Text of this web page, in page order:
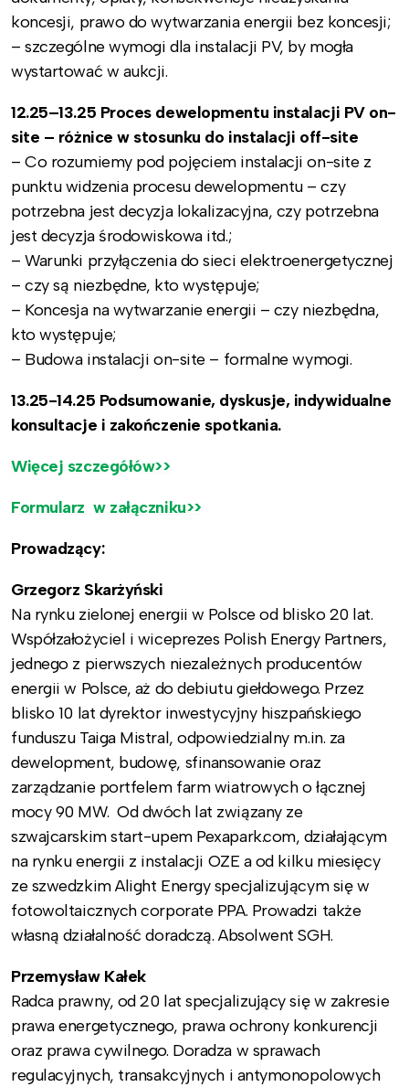
koncesji, prawo do wytwarzania energii bez koncesji;
– szczególne wymogi dla instalacji PV, by mogła
wystartować w aukcji.
12.25–13.25 Proces dewelopmentu instalacji PV on-
site – różnice w stosunku do instalacji off-site
– Co rozumiemy pod pojęciem instalacji on-site z
punktu widzenia procesu dewelopmentu – czy
potrzebna jest decyzja lokalizacyjna, czy potrzebna
jest decyzja środowiskowa itd.;
– Warunki przyłączenia do sieci elektroenergetycznej
– czy są niezbędne, kto występuje;
– Koncesja na wytwarzanie energii – czy niezbędna,
kto występuje;
– Budowa instalacji on-site – formalne wymogi.
13.25-14.25 Podsumowanie, dyskusje, indywidualne
konsultacje i zakończenie spotkania.
Więcej szczegółów>>
Formularz w załączniku>>
Prowadzący:
Grzegorz Skarżyński
Na rynku zielonej energii w Polsce od blisko 20 lat.
Współzałożyciel i wiceprezes Polish Energy Partners,
jednego z pierwszych niezależnych producentów
energii w Polsce, aż do debiutu giełdowego. Przez
blisko 10 lat dyrektor inwestycyjny hiszpańskiego
funduszu Taiga Mistral, odpowiedzialny m.in. za
dewelopment, budowę, sfinansowanie oraz
zarządzanie portfelem farm wiatrowych o łącznej
mocy 90 MW. Od dwóch lat związany ze
szwajcarskim start-upem Pexapark.com, działającym
na rynku energii z instalacji OZE a od kilku miesięcy
ze szwedzkim Alight Energy specjalizującym się w
fotowoltaicznych corporate PPA. Prowadzi także
własną działalność doradczą. Absolwent SGH.
Przemysław Kałek
Radca prawny, od 20 lat specjalizujący się w zakresie
prawa energetycznego, prawa ochrony konkurencji
oraz prawa cywilnego. Doradza w sprawach
regulacyjnych, transakcyjnych i antymonopolowych